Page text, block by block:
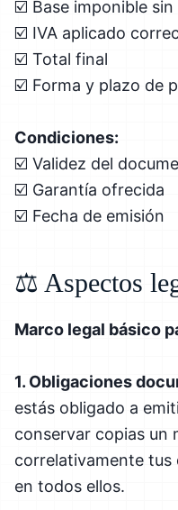
☑️ Base imponible sin
☑️ IVA aplicado
☑️ Total final
☑️ Forma y plazo de
Condiciones:
☑️ Validez del
☑️ Garantía ofrecida
☑️ Fecha de emisión
⚖️ Aspectos
Marco legal básico
1. Obligaciones
estás obligado a
conservar copias un
correlativamente tus
en todos ellos.